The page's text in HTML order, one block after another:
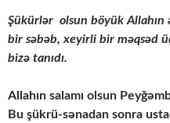
Şükürlər olsun böyük
bir səbəb, xeyirli bir məqsəd
bizə tanıdı.
Allahın salamı olsun
Bu şükrü-sənadan sonra